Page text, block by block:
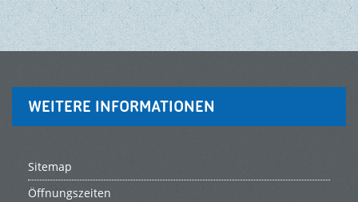
WEITERE INFORMATIONEN
Sitemap
Öffnungszeiten